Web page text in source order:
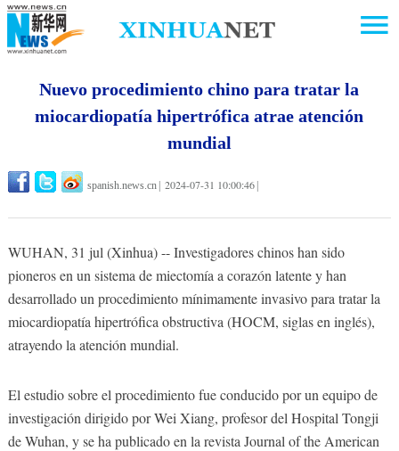
Nuevo procedimiento chino para tratar la
miocardiopatía hipertrófica atrae atención
mundial
spanish.news.cn 2024-07-31 10:00:46
WUHAN, 31 jul (Xinhua) -- Investigadores chinos han sido
pioneros en un sistema de miectomía a corazón latente y han
desarrollado un procedimiento mínimamente invasivo para tratar la
miocardiopatía hipertrófica obstructiva (HOCM, siglas en inglés),
atrayendo la atención mundial.
El estudio sobre el procedimiento fue conducido por un equipo de
investigación dirigido por Wei Xiang, profesor del Hospital Tongji
de Wuhan, y se ha publicado en la revista Journal of the American